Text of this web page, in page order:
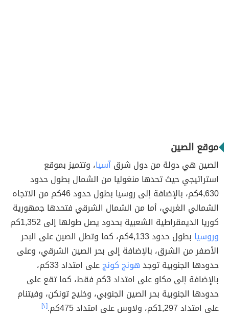
موقع الصين
الصين هي دولة من دول شرقآسيا، وتتميز بموقع
استراتيجي حيث تحدها منغوليا من الشمال بطول حدود
4,630كم، بالإضافة إلى روسيا بطول حدود 46كم من الاتجاه
الشمالي الغربي، أما من الشمال الشرقي فتحدها جمهورية
كوريا الديمقراطية الشعبية بحدود يصل طولها إلى 1,352كم
وروسيا
بطول حدود 4,133كم، كما وتطل الصين على البحر
الأصفر من الشرق، بالإضافة إلى بحر الصين الشرقي، وعلى
حدودها الجنوبية توجدهونج كونج
على امتداد 33كم،
بالإضافة إلى مكاو على امتداد 3كم فقط، كما تقع على
حدودها الجنوبية بحر الصين الجنوبي، وخليج تونكن، وفيتنام
على امتداد 1,297كم، ولاوس على امتداد 475كم.
[٢]